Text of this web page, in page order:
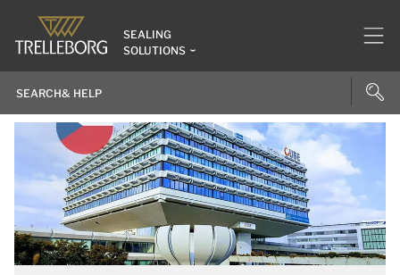
SEALING
SOLUTIONS